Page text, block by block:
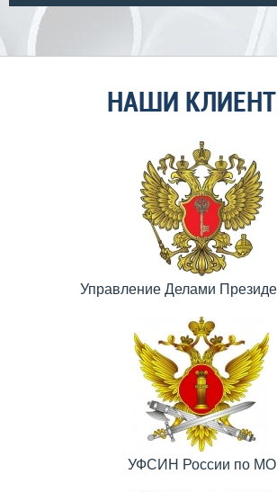
НАШИ
Управление Делами
УФСИН России по МО